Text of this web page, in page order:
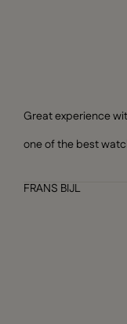
Great experience
one of the best
FRANS BIJL